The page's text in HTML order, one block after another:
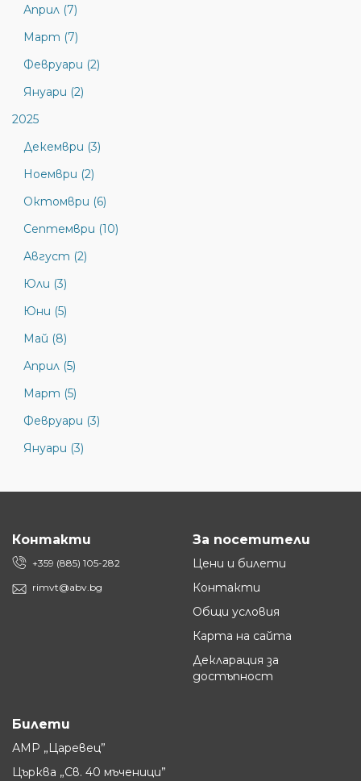
Април (7)
Март (7)
Февруари (2)
Януари (2)
2025
Декември (3)
Ноември (2)
Октомври (6)
Септември (10)
Август (2)
Юли (3)
Юни (5)
Май (8)
Април (5)
Март (5)
Февруари (3)
Януари (3)
Контакти
+359 (885) 105-282
rimvt@abv.bg
За посетители
Цени и билети
Контакти
Общи условия
Карта на сайта
Декларация за
достъпност
Билети
АМР „Царевец”
Църква „Св. 40 мъченици”